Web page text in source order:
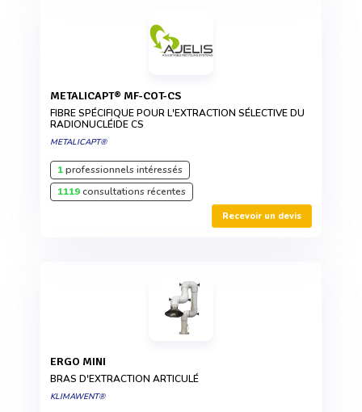
METALICAPT® MF-COT-CS
FIBRE SPÉCIFIQUE POUR L'EXTRACTION SÉLECTIVE DU
RADIONUCLÉIDE CS
METALICAPT®
1professionnels intéressés
1119consultations récentes
Recevoir un devis
ERGO MINI
BRAS D'EXTRACTION ARTICULÉ
KLIMAWENT®